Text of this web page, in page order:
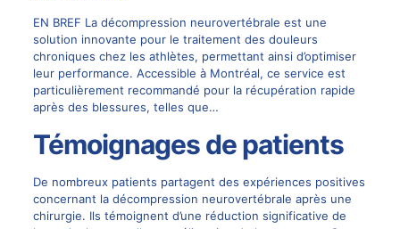
EN BREF La décompression neurovertébrale est une
solution innovante pour le traitement des douleurs
chroniques chez les athlètes, permettant ainsi d’optimiser
leur performance. Accessible à Montréal, ce service est
particulièrement recommandé pour la récupération rapide
après des blessures, telles que…
Témoignages de patients
De nombreux patients partagent des expériences positives
concernant la décompression neurovertébrale après une
chirurgie. Ils témoignent d’une réduction significative de